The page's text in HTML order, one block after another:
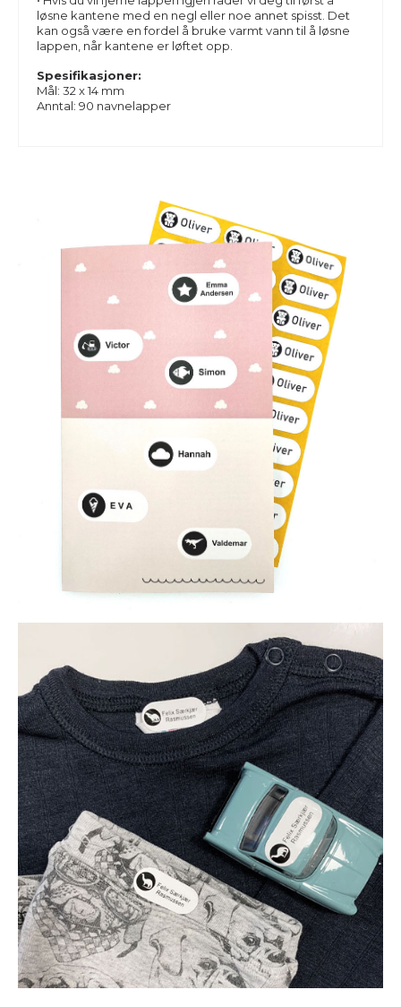
løsne kantene med en negl eller noe annet spisst. Det
kan også være en fordel å bruke varmt vann til å løsne
lappen, når kantene er løftet opp.
Spesifikasjoner:
Mål: 32 x 14 mm
Anntal: 90 navnelapper